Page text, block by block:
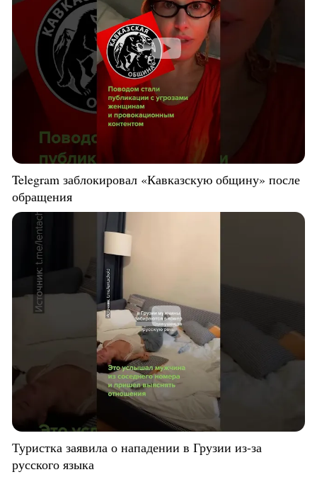
Telegram заблокировал «Кавказскую общину» после
обращения
Туристка заявила о нападении в Грузии из-за
русского языка